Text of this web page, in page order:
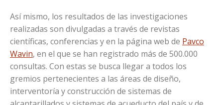
Así mismo, los resultados de las investigaciones
realizadas son divulgadas a través de revistas
científicas, conferencias y en la página web de Pavco
Wavin, en el que se han registrado más de 500.000
consultas. Con estas se busca llegar a todos los
gremios pertenecientes a las áreas de diseño,
interventoría y construcción de sistemas de